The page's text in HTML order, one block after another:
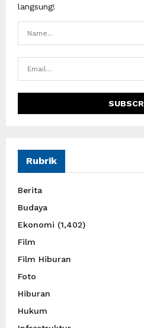
langsung!
Rubrik
Berita
Budaya
Ekonomi (1,402)
Film
Film Hiburan
Foto
Hiburan
Hukum